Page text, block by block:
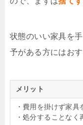
状態のいい家具を
予がある方にはお
メリット
・費用を掛けず家具
・処分することな